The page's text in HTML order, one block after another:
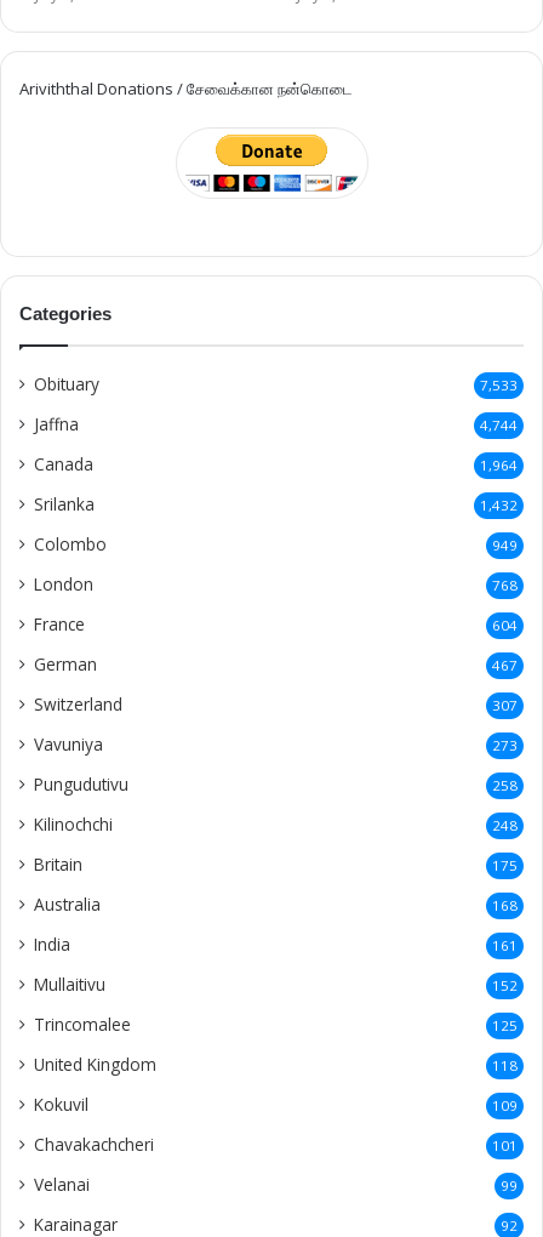
Ariviththal Donations / சேவைக்கான நன்கொடை
Categories
Obituary 7,533
Jaffna 4,744
Canada 1,964
Srilanka 1,432
Colombo 949
London 768
France 604
German 467
Switzerland 307
Vavuniya 273
Pungudutivu 258
Kilinochchi 248
Britain 175
Australia 168
India 161
Mullaitivu 152
Trincomalee 125
United Kingdom 118
Kokuvil 109
Chavakachcheri 101
Velanai 99
Karainagar 92